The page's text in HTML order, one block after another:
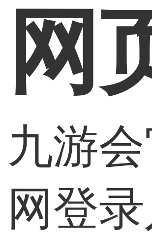
网
九游
网登录